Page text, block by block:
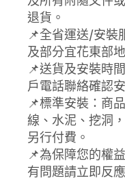
退貨。
📌全省運送/安裝
及部分宜花東部
📌送貨及安裝時
戶電話聯絡確認
📌標準安裝：商
線、水泥、挖洞
另行付費。
📌為保障您的權
有問題請立即反